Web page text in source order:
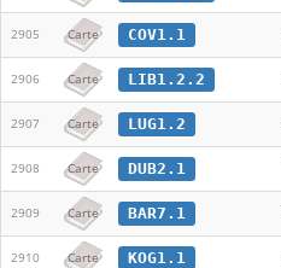
2905 Carte COV1.1
2906 Carte LIB1.2.2
2907 Carte LUG1.2
2908 Carte DUB2.1
2909 Carte BAR7.1
2910 Carte KOG1.1